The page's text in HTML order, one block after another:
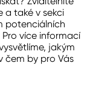
a také v sekci
potenciálních
více informací
jakým
čem by pro Vás